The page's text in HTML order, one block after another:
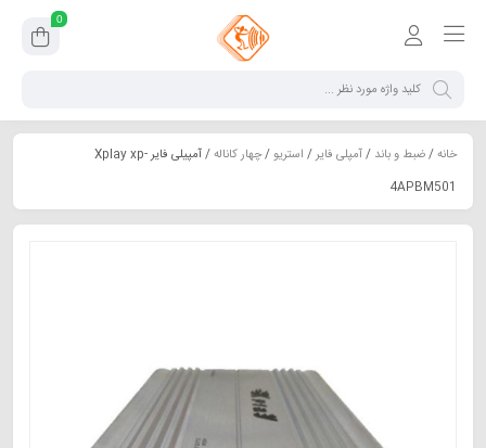
0
خانه/ضبط و باند /آمپلی فایر/ استریو/چهار کاناله
/ آمپیلی فایر Xplay xp-
4APBM501